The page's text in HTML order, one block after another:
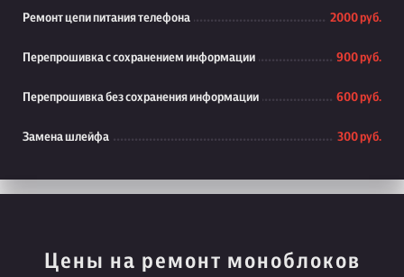
Ремонт цепи питания телефона 2000 руб.
Перепрошивка с сохранением информации 900 руб.
Перепрошивка без сохранения информации 600 руб.
Замена шлейфа 300 руб.
Цены на ремонт моноблоков